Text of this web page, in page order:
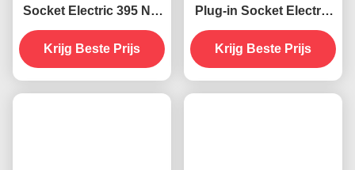
Socket Electric 395 NM
UV
muggenverdelgende
lamp vliegende
Krijg Beste Prijs
Plug-in Socket Electric
395 NM UV
muggenverdelgende
lamp Vliegende
Krijg Beste Prijs